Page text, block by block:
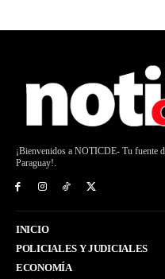
¡Bienvenidos a NOTICDE- Tu fuente
Paraguay!.
INICIO
POLICIALES Y JUDICIALES
ECONOMÍA